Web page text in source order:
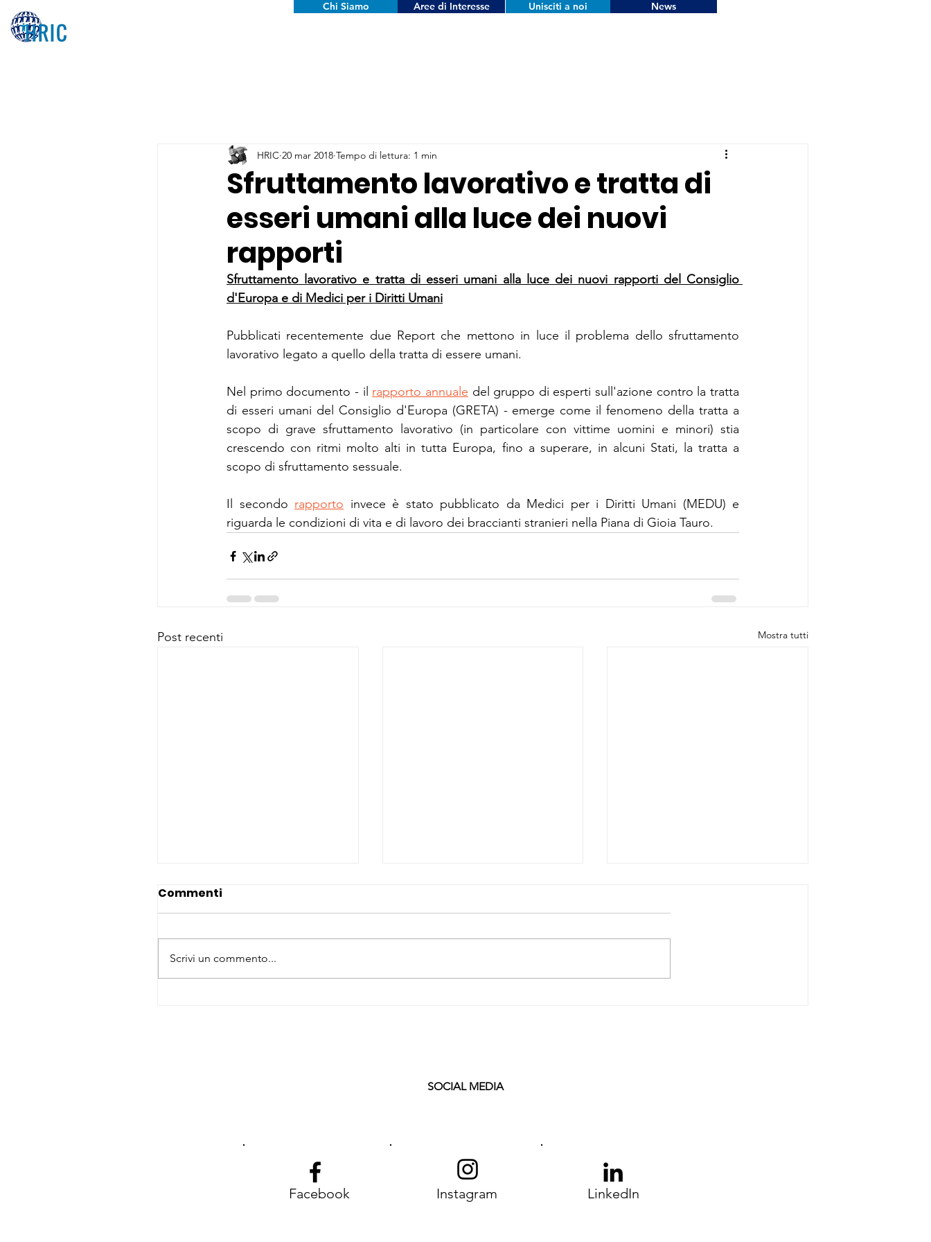
Chi Siamo Aree di Interesse Unisciti a noi News
Sfruttamento lavorativo e tratta di
esseri umani alla luce dei nuovi
rapporti
HRIC 20 mar 2018 Tempo di lettura: 1 min
Sfruttamento lavorativo e tratta di esseri umani alla luce dei nuovi rapporti del Consiglio
d'Europa e di Medici per i Diritti Umani
Pubblicati recentemente due Report che mettono in luce il problema dello sfruttamento
lavorativo legato a quello della tratta di essere umani.
Nel primo documento - il rapporto annuale del gruppo di esperti sull'azione contro la tratta
di esseri umani del Consiglio d'Europa (GRETA) - emerge come il fenomeno della tratta a
scopo di grave sfruttamento lavorativo (in particolare con vittime uomini e minori) stia
crescendo con ritmi molto alti in tutta Europa, fino a superare, in alcuni Stati, la tratta a
scopo di sfruttamento sessuale.
Il secondo rapporto invece è stato pubblicato da Medici per i Diritti Umani (MEDU) e
riguarda le condizioni di vita e di lavoro dei braccianti stranieri nella Piana di Gioia Tauro.
Post recenti Mostra tutti
Commenti
Scrivi un commento...
SOCIAL MEDIA
Facebook Instagram LinkedIn